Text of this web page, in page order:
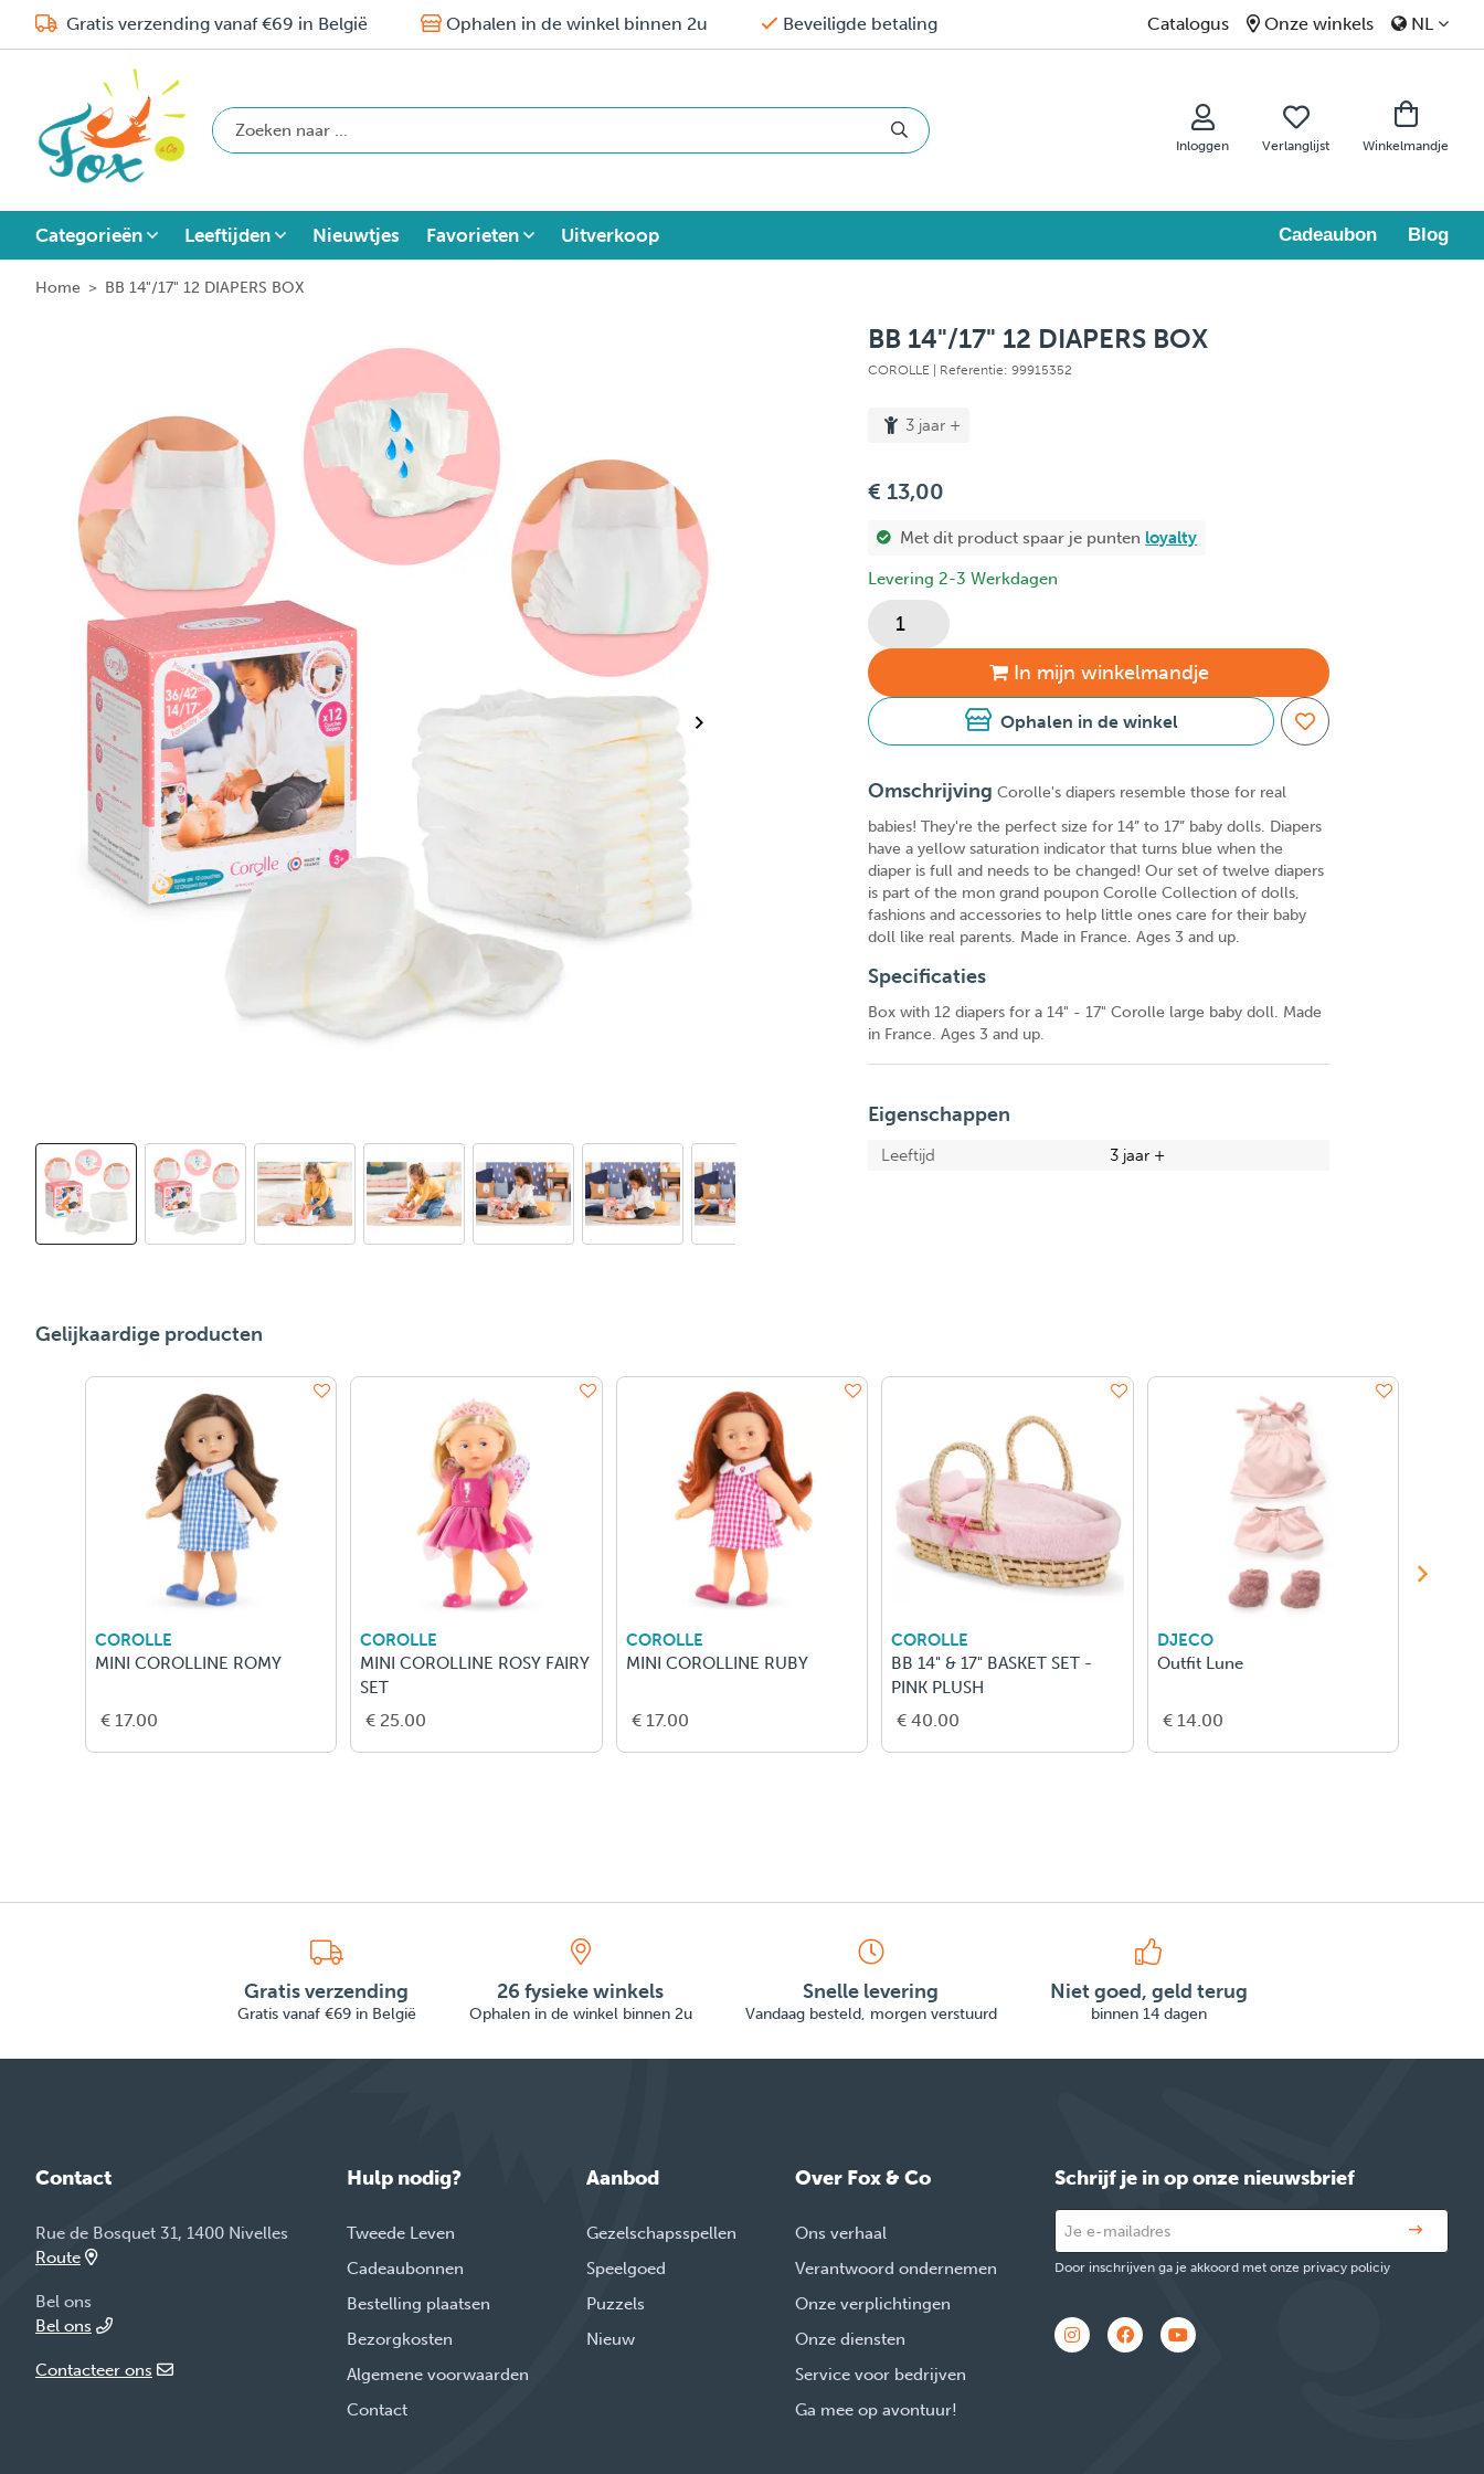
Gratis verzending vanaf €69 in België Ophalen in de winkel binnen 2u Beveiligde betaling Catalogus Onze winkels NL
Inloggen Verlanglijst Winkelmandje
Categorieën Leeftijden Nieuwtjes Favorieten Uitverkoop Cadeaubon Blog
Home > BB 14"/17" 12 DIAPERS BOX
BB 14"/17" 12 DIAPERS BOX
COROLLE | Referentie: 99915352
3 jaar +
€ 13,00
Met dit product spaar je punten loyalty
Levering 2-3 Werkdagen
In mijn winkelmandje
Ophalen in de winkel
Omschrijving Corolle's diapers resemble those for real
babies! They're the perfect size for 14” to 17” baby dolls. Diapers
have a yellow saturation indicator that turns blue when the
diaper is full and needs to be changed! Our set of twelve diapers
is part of the mon grand poupon Corolle Collection of dolls,
fashions and accessories to help little ones care for their baby
doll like real parents. Made in France. Ages 3 and up.
Specificaties
Box with 12 diapers for a 14" - 17" Corolle large baby doll. Made
in France. Ages 3 and up.
Eigenschappen
Leeftijd 3 jaar +
Gelijkaardige producten
COROLLE
MINI COROLLINE ROMY
€ 17.00
COROLLE
MINI COROLLINE ROSY FAIRY
SET
€ 25.00
COROLLE
MINI COROLLINE RUBY
€ 17.00
COROLLE
BB 14" & 17" BASKET SET -
PINK PLUSH
€ 40.00
DJECO
Outfit Lune
€ 14.00
Gratis verzending
Gratis vanaf €69 in België
26 fysieke winkels
Ophalen in de winkel binnen 2u
Snelle levering
Vandaag besteld, morgen verstuurd
Niet goed, geld terug
binnen 14 dagen
Contact
Rue de Bosquet 31, 1400 Nivelles
Route
Bel ons
Bel ons
Contacteer ons
Hulp nodig?
Tweede Leven
Cadeaubonnen
Bestelling plaatsen
Bezorgkosten
Algemene voorwaarden
Contact
Aanbod
Gezelschapsspellen
Speelgoed
Puzzels
Nieuw
Over Fox & Co
Ons verhaal
Verantwoord ondernemen
Onze verplichtingen
Onze diensten
Service voor bedrijven
Ga mee op avontuur!
Schrijf je in op onze nieuwsbrief
Door inschrijven ga je akkoord met onze privacy policiy